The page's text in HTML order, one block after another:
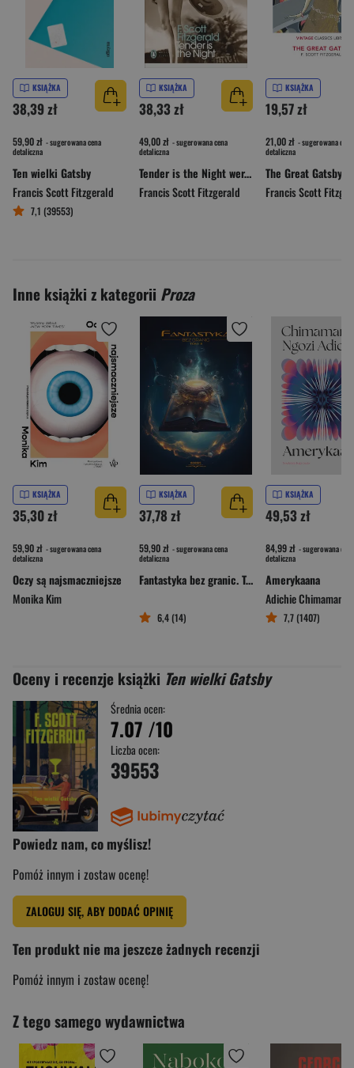
KSIĄŻKA
38,39 zł
59,90 zł - sugerowana cena
detaliczna
Ten wielki Gatsby
Francis Scott Fitzgerald
7,1 (39553)
KSIĄŻKA
38,33 zł
49,00 zł - sugerowana cena
detaliczna
Tender is the Night wer. angielska
Francis Scott Fitzgerald
KSIĄŻKA
19,57 zł
21,00 zł - sugerowana cena
detaliczna
Francis Scott
Inne książki z kategorii Proza
KSIĄŻKA
35,30 zł
59,90 zł - sugerowana cena
detaliczna
Oczy są najsmaczniejsze
Monika Kim
KSIĄŻKA
37,78 zł
59,90 zł - sugerowana cena
detaliczna
Fantastyka bez granic. Tom 2
6,4 (14)
KSIĄŻKA
49,53 zł
84,99 zł - sugerowana cena
detaliczna
Amerykaana
Adichie
7,7 (1407)
Oceny i recenzje książki Ten wielki Gatsby
Średnia ocen:
7.07 /10
Liczba ocen:
39553
Powiedz nam, co myślisz!
Pomóż innym i zostaw ocenę!
ZALOGUJ SIĘ, ABY DODAĆ OPINIĘ
Ten produkt nie ma jeszcze żadnych recenzji
Pomóż innym i zostaw ocenę!
Z tego samego wydawnictwa